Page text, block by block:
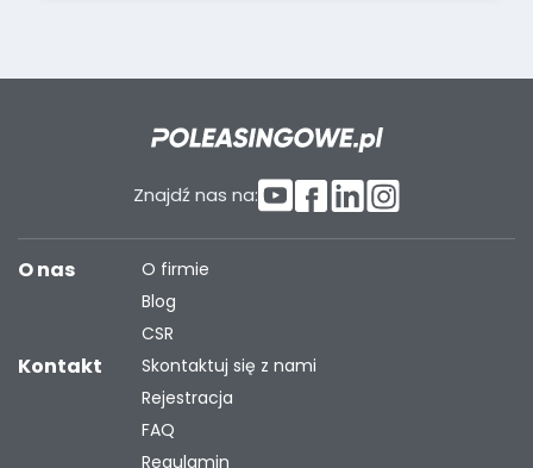
Znajdź nas na:
O nas
O firmie
Blog
CSR
Kontakt
Skontaktuj się z nami
Rejestracja
FAQ
Regulamin